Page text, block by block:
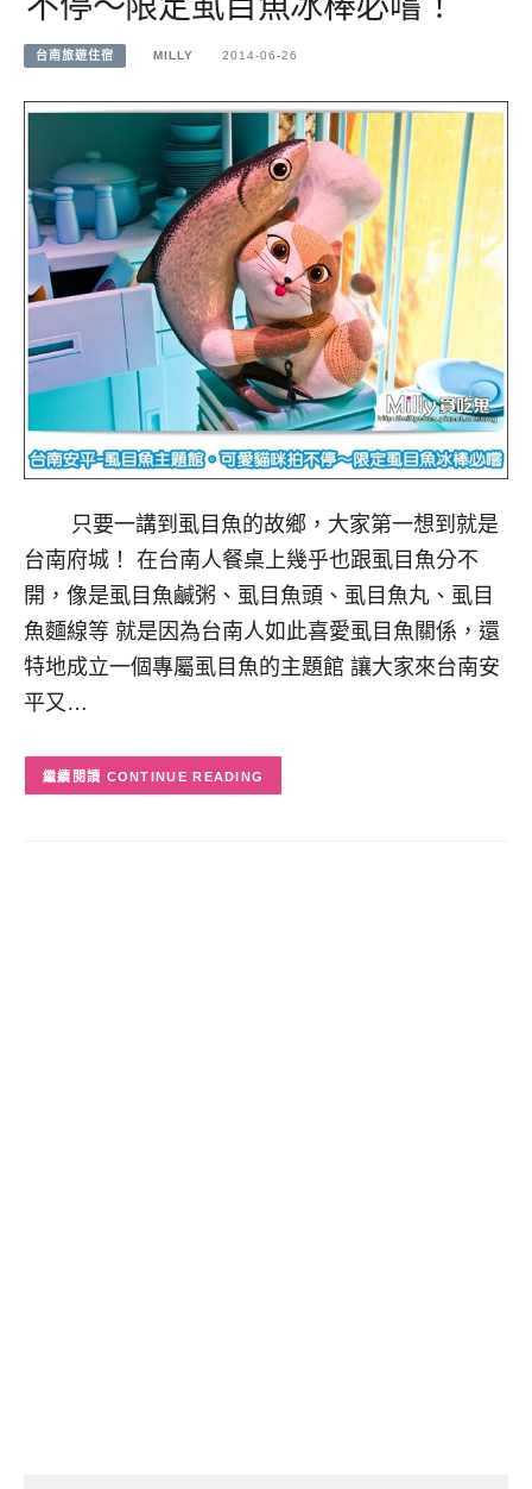
台南旅遊住宿 MILLY 2014-06-26
只要一講到虱目魚的故鄉，大家第一想到就是
台南府城！ 在台南人餐桌上幾乎也跟虱目魚分不
開，像是虱目魚鹹粥、虱目魚頭、虱目魚丸、虱目
魚麵線等 就是因為台南人如此喜愛虱目魚關係，還
特地成立一個專屬虱目魚的主題館 讓大家來台南安
平又…
CONTINUE READING